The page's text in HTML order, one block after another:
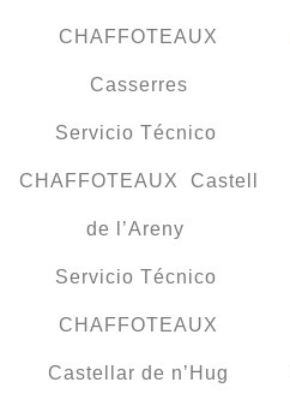
CHAFFOTEAUX
Casserres
Servicio Técnico
CHAFFOTEAUX Castell
de l’Areny
Servicio Técnico
CHAFFOTEAUX
Castellar de n’Hug